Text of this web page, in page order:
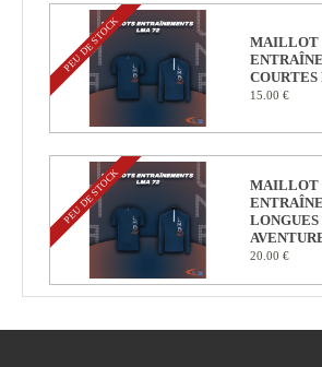
MAILLOT
COURTES
15.00 €
PEU DE STOCK
MAILLOT
LONGUES
20.00 €
PEU DE STOCK